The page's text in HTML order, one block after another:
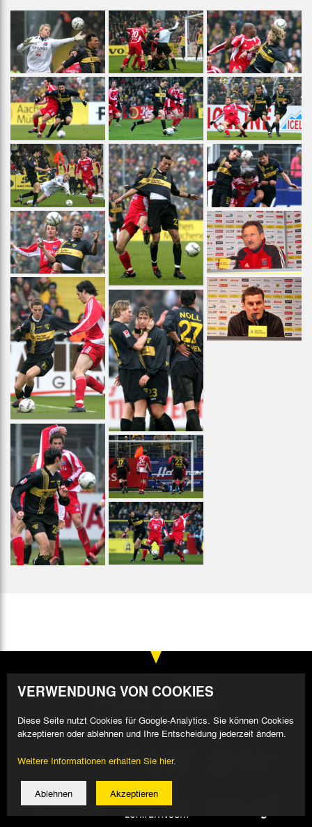
VERWENDUNG VON COOKIES
Diese Seite nutzt Cookies für Google-Analytics. Sie können Cookies
akzeptieren oder ablehnen und Ihre Entscheidung jederzeit ändern.
Weitere Informationen erhalten Sie hier.
Ablehnen Akzeptieren